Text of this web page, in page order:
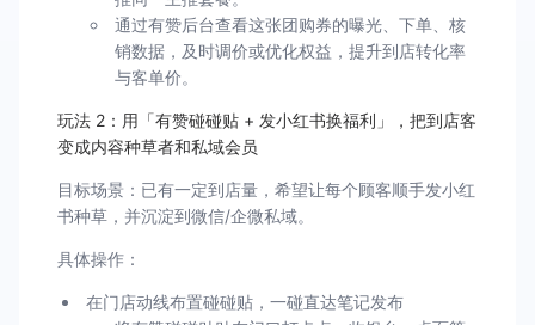
通过有赞后台查看这张团购券的曝光、下单、核
销数据，及时调价或优化权益，提升到店转化率
与客单价。
玩法 2：用「有赞碰碰贴 + 发小红书换福利」，把到店客
变成内容种草者和私域会员
目标场景：已有一定到店量，希望让每个顾客顺手发小红
书种草，并沉淀到微信/企微私域。
具体操作：
在门店动线布置碰碰贴，一碰直达笔记发布